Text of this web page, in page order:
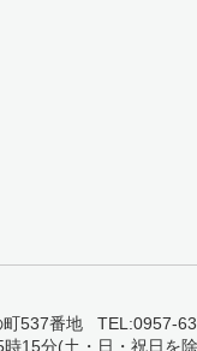
537番地 TEL:0957-
15分(土・日・祝日を